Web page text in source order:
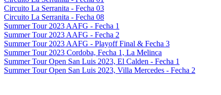
Circuito La Serranita - Fecha 03
Circuito La Serranita - Fecha 08
Summer Tour 2023 AAFG - Fecha 1
Summer Tour 2023 AAFG - Fecha 2
Summer Tour 2023 AAFG - Playoff Final & Fecha 3
Summer Tour 2023 Cordoba, Fecha 1, La Melinca
Summer Tour Open San Luis 2023, El Calden - Fecha 1
Summer Tour Open San Luis 2023, Villa Mercedes - Fecha 2